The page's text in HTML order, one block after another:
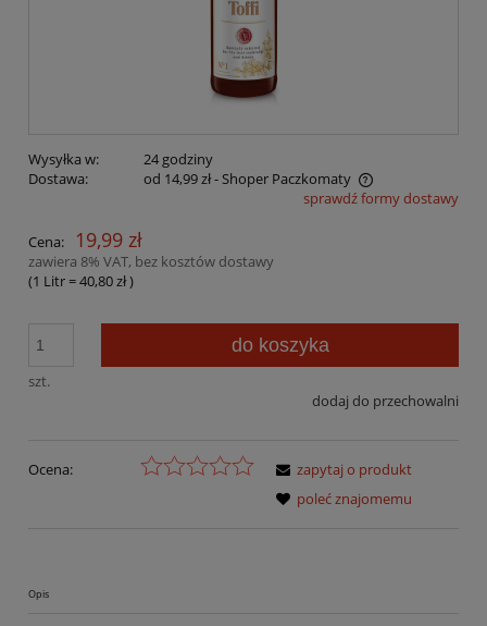
Wysyłka w:
24 godziny
Dostawa:
od 14,99 zł- Shoper Paczkomaty
Cena nie zawiera ewentualnych kosztów płatnościsprawdź formy dostawy
Cena: 19,99 zł
zawiera 8% VAT, bez kosztów dostawy
(1 Litr=40,80 zł)
szt.
do koszyka
dodaj do przechowalni
Ocena:
zapytaj o produkt
poleć znajomemu
Opis